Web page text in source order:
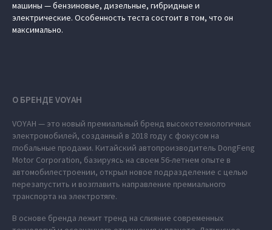
машины — бензиновые, дизельные, гибридные и
электрические. Особенность теста состоит в том, что он
максимально.
О БРЕНДЕ VOYAH
VOYAH — это новый премиальный бренд высокотехнологичных
электромобилей, созданный в 2018 году с фокусом на
глобальные продажи. Китайский автопроизводитель DongFeng
Motor Corporation, базируясь на своем 56-летнем опыте в
автомобилестроении, открыл новое подразделение с целью
перезапустить и возглавить направление премиального
транспорта на электротяге.
В основе бренда лежит тренд на слияние современных